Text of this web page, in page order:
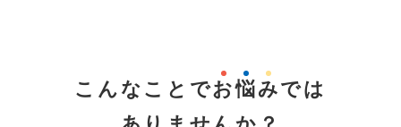
こんなことでお悩みでは